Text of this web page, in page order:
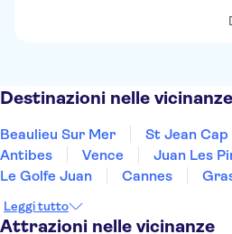
Destinazioni nelle vicinanze
Beaulieu Sur Mer St Jean
Antibes
Vence Juan Les
Le Golfe Juan
Cannes
St Tropez
Gassin
Leggi tutto
Attrazioni nelle vicinanze